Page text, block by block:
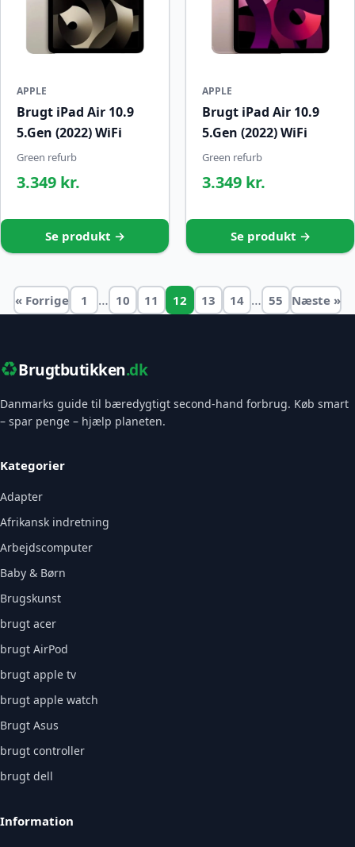
APPLE
Brugt iPad Air 10.9
5.Gen (2022) WiFi
Green refurb
3.349 kr.
Se produkt →
APPLE
Brugt iPad Air 10.9
5.Gen (2022) WiFi
Green refurb
3.349 kr.
Se produkt →
« Forrige 1 … 10 11 12 13 14 … 55 Næste »
♻️Brugtbutikken.dk
Danmarks guide til bæredygtigt second-hand forbrug. Køb smart
– spar penge – hjælp planeten.
Kategorier
Adapter
Afrikansk indretning
Arbejdscomputer
Baby & Børn
Brugskunst
brugt acer
brugt AirPod
brugt apple tv
brugt apple watch
Brugt Asus
brugt controller
brugt dell
Information